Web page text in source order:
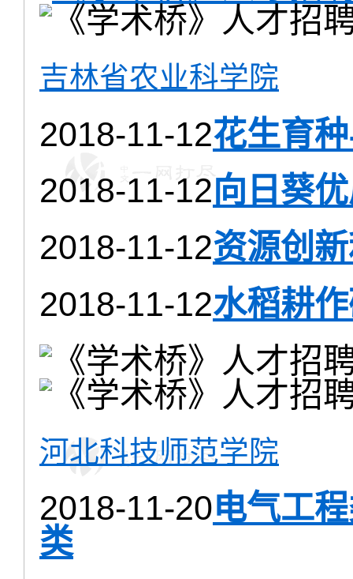
吉林省农业科学院
2018-11-12花生育
2018-11-12向日葵
2018-11-12资源创
2018-11-12水稻耕
河北科技师范学院
2018-11-20电气工
类